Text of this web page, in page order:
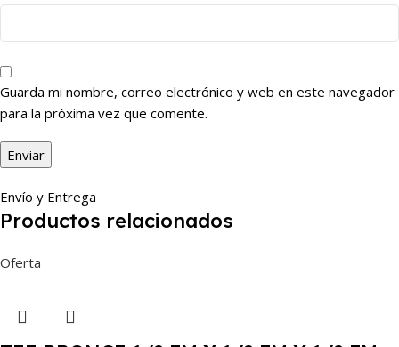
Guarda mi nombre, correo electrónico y web en este navegador
para la próxima vez que comente.
Envío y Entrega
Productos relacionados
Oferta